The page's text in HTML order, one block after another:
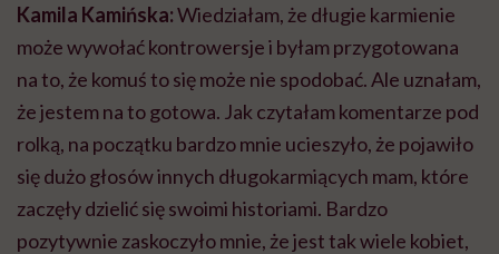
Kamila Kamińska:Wiedziałam, że długie karmienie
może wywołać kontrowersje i byłam przygotowana
na to, że komuś to się może nie spodobać. Ale uznałam,
że jestem na to gotowa. Jak czytałam komentarze pod
rolką, na początku bardzo mnie ucieszyło, że pojawiło
się dużo głosów innych długokarmiących mam, które
zaczęły dzielić się swoimi historiami. Bardzo
pozytywnie zaskoczyło mnie, że jest tak wiele kobiet,